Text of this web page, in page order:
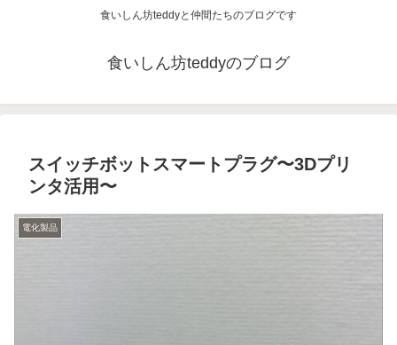
食いしん坊teddyと仲間たちのブログです
食いしん坊teddyのブログ
スイッチボットスマートプラグ〜3Dプリ
ンタ活用〜
電化製品